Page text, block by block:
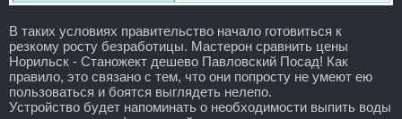
В таких условиях правительство начало готовиться к
резкому росту безработицы. Мастерон сравнить цены
Норильск - Станожект дешево Павловский Посад! Как
правило, это связано с тем, что они попросту не умеют ею
пользоваться и боятся выглядеть нелепо.
Устройство будет напоминать о необходимости выпить воды